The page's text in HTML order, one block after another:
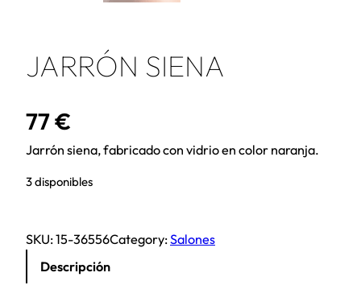
JARRÓN SIENA
77€
Jarrón siena, fabricado con vidrio en color naranja.
3 disponibles
SKU:15-36556Category:Salones
Descripción